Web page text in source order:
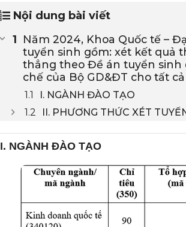
Nội dung bài viết
Năm 2024, Khoa Quốc tế –
tuyển sinh gồm: xét kết quả
thẳng theo Đề án tuyển sinh
chế của Bộ GD&ĐT cho tất
I. NGÀNH ĐÀO TẠO
II. PHƯƠNG THỨC XÉT
I. NGÀNH ĐÀO TẠO